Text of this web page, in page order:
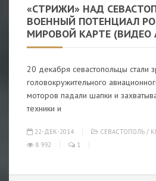
«СТРИЖИ» НАД
ВОЕННЫЙ ПОТЕНЦИАЛ
МИРОВОЙ КАРТЕ (ВИДЕО
20 декабря севастопольцы стали
головокружительного
моторов падали шапки и
техники и
22-ДЕК-2014 СЕВАСТОПОЛЬ /
8 992
1